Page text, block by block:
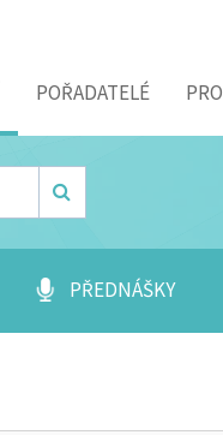
POŘADATELÉ
PŘEDNÁŠKY